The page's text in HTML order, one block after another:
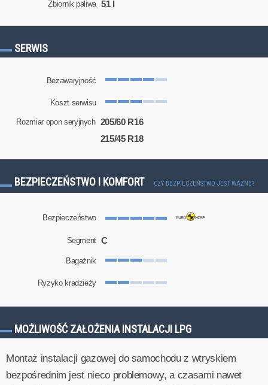
Zbiornik paliwa 51 l
SERWIS
Bezawaryjność
Koszt serwisu
Rozmiar opon seryjnych 205/60 R16
215/45 R18
BEZPIECZEŃSTWO I KOMFORT CZY BEZPIECZEŃSTWO JEST WAŻNE?
Bezpieczeństwo
Segment C
Bagażnik
Ryzyko kradzieży
MOŻLIWOŚĆ ZAŁOŻENIA INSTALACJI LPG
Montaż instalacji gazowej do samochodu z wtryskiem
bezpośrednim jest nieco problemowy, a czasami nawet